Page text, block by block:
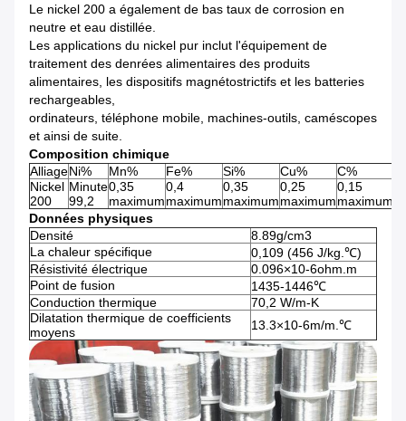
Le nickel 200 a également de bas taux de corrosion en
neutre et eau distillée.
Les applications du nickel pur inclut l'équipement de
traitement des denrées alimentaires des produits
alimentaires, les dispositifs magnétostrictifs et les batteries
rechargeables,
ordinateurs, téléphone mobile, machines-outils, caméscopes
et ainsi de suite.
Composition chimique
AlliageNi% Mn% Fe% Si% Cu% C%
Nickel
200
Minute
99,2
0,35
maximum
0,4
maximum
0,35
maximum
0,25
maximum
0,15
maximum
Données physiques
Densité
8.89g/cm3
La chaleur spécifique
0,109 (456 J/kg.℃)
Résistivité électrique
0.096×10-6ohm.m
Point de fusion
1435-1446℃
Conduction thermique
70,2 W/m-K
Dilatation thermique de coefficients
moyens
13.3×10-6m/m.℃